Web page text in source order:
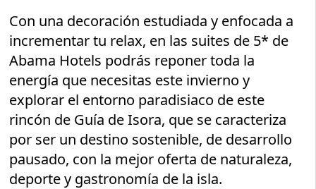
Con una decoración estudiada y enfocada a
incrementar tu relax, en las suites de 5* de
Abama Hotels podrás reponer toda la
energía que necesitas este invierno y
explorar el entorno paradisiaco de este
rincón de Guía de Isora, que se caracteriza
por ser un destino sostenible, de desarrollo
pausado, con la mejor oferta de naturaleza,
deporte y gastronomía de la isla.